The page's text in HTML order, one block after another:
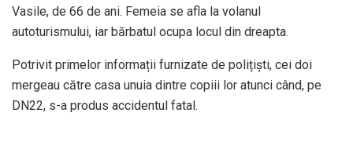
Vasile, de 66 de ani. Femeia se afla la volanul
autoturismului, iar bărbatul ocupa locul din dreapta.
Potrivit primelor informații furnizate de polițiști, cei doi
mergeau către casa unuia dintre copiii lor atunci când, pe
DN22, s-a produs accidentul fatal.